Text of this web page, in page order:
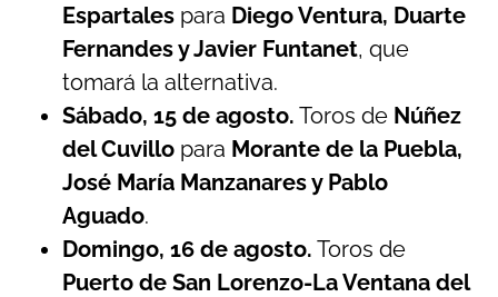
Espartales para Diego Ventura, Duarte
Fernandes y Javier Funtanet, que
tomará la alternativa.
Sábado, 15 de agosto. Toros de Núñez
del Cuvillo para Morante de la Puebla,
José María Manzanares y Pablo
Aguado.
Domingo, 16 de agosto. Toros de
Puerto de San Lorenzo-La Ventana del